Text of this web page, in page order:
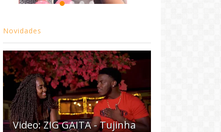
Novidades
Video: ZIG GAITA - Tujinha